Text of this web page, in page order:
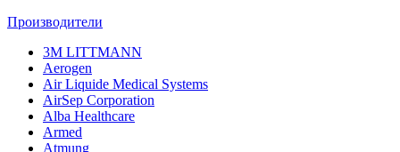
Производители
3M LITTMANN
Aerogen
Air Liquide Medical Systems
AirSep Corporation
Alba Healthcare
Armed
Atmung